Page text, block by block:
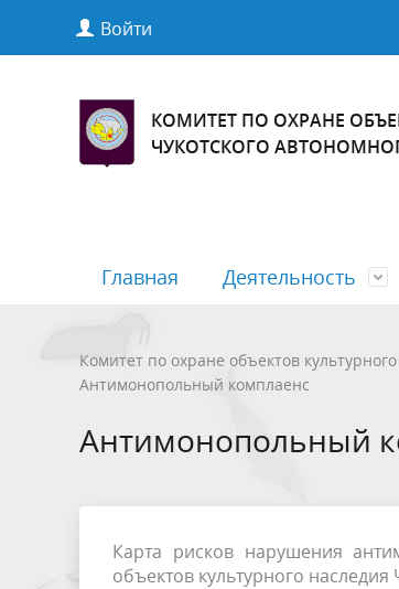
Войти
КОМИТЕТ ПО ОХРАНЕ
ЧУКОТСКОГО
Главная Деятельность
Общая информация
Антимонопольный комплаенс
Документы ,определяющие
персональных данных
Обращения граждан
Комитет по охране объектов
Антимонопольный комплаенс
Антимонопольный
Карта рисков нарушения
объектов культурного